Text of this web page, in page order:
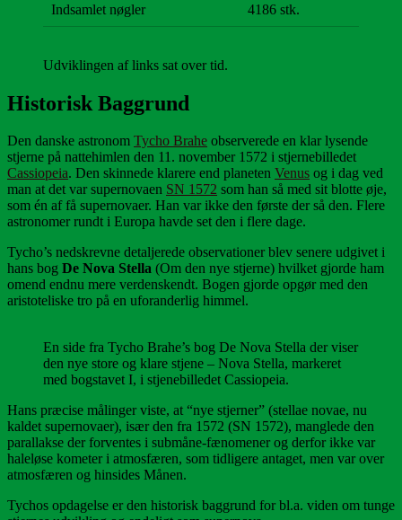
Indsamlet nøgler 4186 stk.
Udviklingen af links sat over tid.
Historisk Baggrund
Den danske astronom Tycho Brahe observerede en klar lysende
stjerne på nattehimlen den 11. november 1572 i stjernebilledet
Cassiopeia. Den skinnede klarere end planeten Venus og i dag ved
man at det var supernovaen SN 1572 som han så med sit blotte øje,
som én af få supernovaer. Han var ikke den første der så den. Flere
astronomer rundt i Europa havde set den i flere dage.
Tycho’s nedskrevne detaljerede observationer blev senere udgivet i
hans bog De Nova Stella (Om den nye stjerne) hvilket gjorde ham
omend endnu mere verdenskendt. Bogen gjorde opgør med den
aristoteliske tro på en uforanderlig himmel.
En side fra Tycho Brahe’s bog De Nova Stella der viser
den nye store og klare stjene – Nova Stella, markeret
med bogstavet I, i stjenebilledet Cassiopeia.
Hans præcise målinger viste, at “nye stjerner” (stellae novae, nu
kaldet supernovaer), især den fra 1572 (SN 1572), manglede den
parallakse der forventes i submåne-fænomener og derfor ikke var
haleløse kometer i atmosfæren, som tidligere antaget, men var over
atmosfæren og hinsides Månen.
Tychos opdagelse er den historisk baggrund for bl.a. viden om tunge